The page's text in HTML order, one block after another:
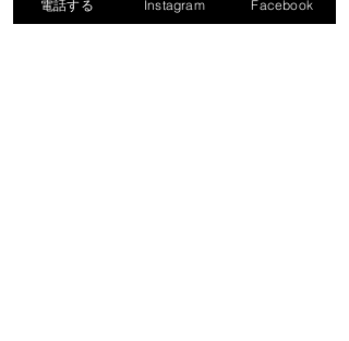
電話する Instagram Facebook